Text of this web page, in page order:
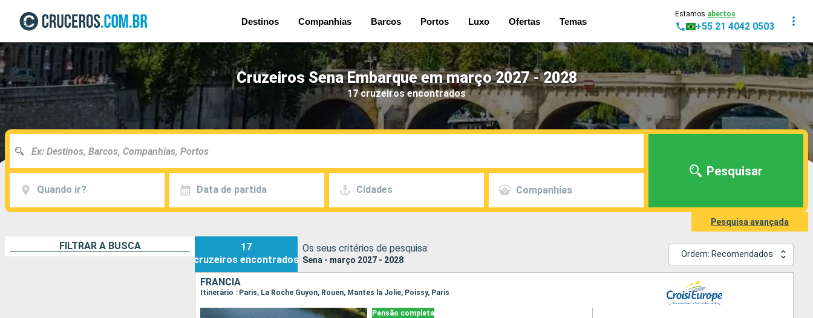
Destinos Companhias Barcos Portos Luxo Ofertas Temas
Estamos abertos
+55 21 4042 0503
Cruzeiros Sena Embarque em março 2027 - 2028
17 cruzeiros encontrados
Quando ir? Data de partida Cidades Companhias
Pesquisar
Pesquisa avançada
FILTRAR A BUSCA
17
cruzeiros encontrados
Os seus critérios de pesquisa:
Sena - março 2027 - 2028
Ordem: Recomendados
FRANCIA
Itinerário : Paris, La Roche Guyon, Rouen, Mantes la Jolie, Poissy, Paris
Pensão completa